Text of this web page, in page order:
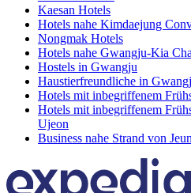
Kaesan Hotels
Hotels nahe Kimdaejung
Nongmak Hotels
Hotels nahe Gwangju-Kia
Hostels in Gwangju
Haustierfreundliche in
Hotels mit inbegriffenem
Hotels mit inbegriffenem
Ujeon
Business nahe Strand von